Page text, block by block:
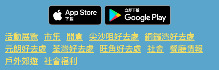
活動展覽 市集 開倉 尖沙咀好去處 銅鑼灣好去處
元朗好去處 荃灣好去處 旺角好去處 社會 餐廳情報
戶外郊遊 社會福利